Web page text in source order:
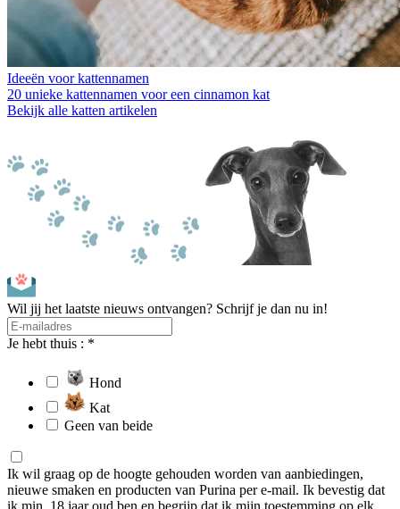
Ideeën voor kattennamen
20 unieke kattennamen voor een cinnamon kat
Bekijk alle katten artikelen
Wil jij het laatste nieuws ontvangen? Schrijf je dan nu in!
Je hebt thuis : *
Hond
Kat
Geen van beide
Ik wil graag op de hoogte gehouden worden van aanbiedingen,
nieuwe smaken en producten van Purina per e-mail. Ik bevestig dat
ik min. 18 jaar oud ben en begrijp dat ik mijn toestemming op elk